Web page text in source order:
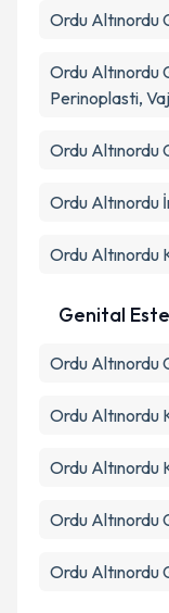
Ordu Altınordu
Ordu Altınordu
Perinoplasti,
Ordu Altınordu
Ordu Altınordu
Ordu Altınordu
Genital
Ordu Altınordu
Ordu Altınordu
Ordu Altınordu
Ordu Altınordu
Ordu Altınordu